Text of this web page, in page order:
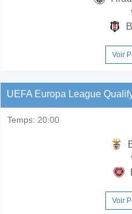
Voir
UEFA Europa League
Temps: 20:00
Voir